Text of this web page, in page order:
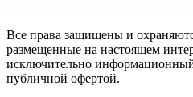
Все права защищены и
размещенные на настоящем
исключительно
публичной офертой.